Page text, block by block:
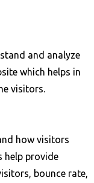
and analyze
which helps in
visitors.
how visitors
help provide
bounce rate,